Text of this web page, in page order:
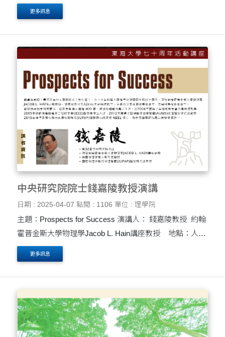
Learning and Data-Driven Computing」
更多訊息
中央研究院院士錢嘉陵教授演講
日期 : 2025-04-07 點閱 : 1106 單位 : 理學院
主題：Prospects for Success 演講人： 錢嘉陵教授 約翰
霍普金斯大學物理學Jacob L. Hain講座教授 地點：人文
大樓 H104教室 時間：4月9日 週三 上午10:20至12:10 錢
嘉陵教授，畢業於東海大....
更多訊息